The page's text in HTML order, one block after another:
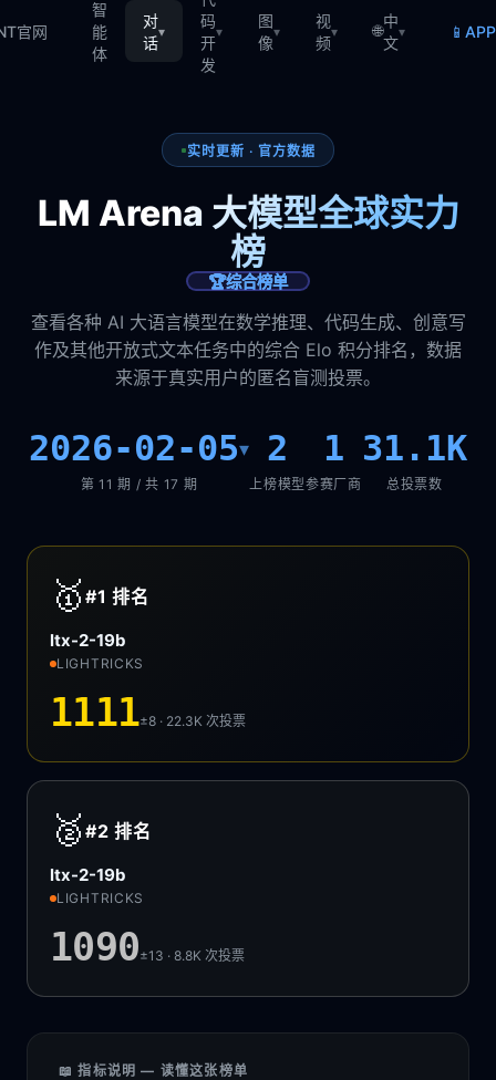
官网
智
能
体
对
话
▾
码
开
发
▾
图
像
▾
视
频
▾ 🌐
中
文
▾ 📱
实时更新 · 官方数据
LM Arena 大模型全球实力
榜
🏆综合榜单
查看各种 AI 大语言模型在数学推理、代码生成、创意写
作及其他开放式文本任务中的综合 Elo 积分排名，数据
来源于真实用户的匿名盲测投票。
2026-02-05▾
第 11 期 / 共 17 期
2
上榜模型
1
参赛厂商
31.1K
总投票数
🥇 #1排名
ltx-2-19b
LIGHTRICKS
1111±8 · 22.3K次投票
🥈 #2排名
ltx-2-19b
LIGHTRICKS
1090±13 · 8.8K次投票
📖 指标说明 — 读懂这张榜单